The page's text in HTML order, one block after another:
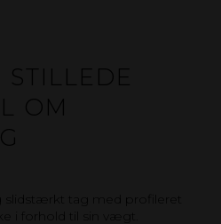
STILLEDE
OM
slidstærkt tag med profileret
i forhold til sin vægt.